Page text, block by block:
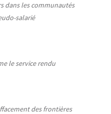
dans les communautés
salarié
le service rendu
des frontières